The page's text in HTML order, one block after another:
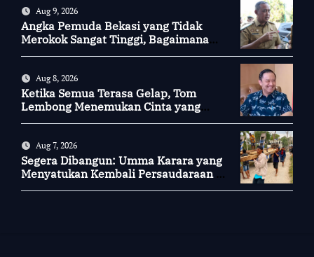
Aug 9, 2026
Angka Pemuda Bekasi yang Tidak
Merokok Sangat Tinggi, Bagaimana
Aug 8, 2026
Ketika Semua Terasa Gelap, Tom
Lembong Menemukan Cinta yang
Aug 7, 2026
Segera Dibangun: Umma Karara yang
Menyatukan Kembali Persaudaraan di